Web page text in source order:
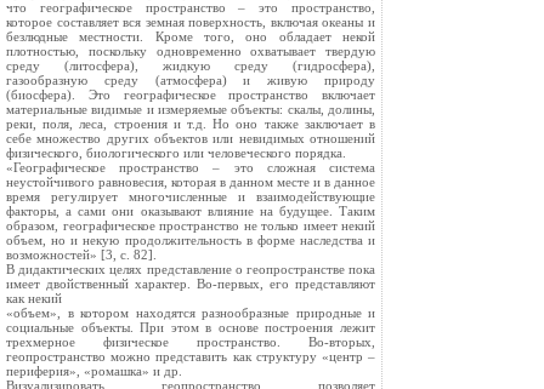
что географическое пространство – это пространство,
которое составляет вся земная поверхность, включая океаны и
безлюдные местности. Кроме того, оно обладает некой
плотностью, поскольку одновременно охватывает твердую
среду (литосфера), жидкую среду (гидросфера),
газообразную среду (атмосфера) и живую природу
(биосфера). Это географическое пространство включает
материальные видимые и измеряемые объекты: скалы, долины,
реки, поля, леса, строения и т.д. Но оно также заключает в
себе множество других объектов или невидимых отношений
физического, биологического или человеческого порядка.
«Географическое пространство – это сложная система
неустойчивого равновесия, которая в данном месте и в данное
время регулирует многочисленные и взаимодействующие
факторы, а сами они оказывают влияние на будущее. Таким
образом, географическое пространство не только имеет некий
объем, но и некую продолжительность в форме наследства и
возможностей» [3, с. 82].
В дидактических целях представление о геопространстве пока
имеет двойственный характер. Во-первых, его представляют
как некий
«объем», в котором находятся разнообразные природные и
социальные объекты. При этом в основе построения лежит
трехмерное физическое пространство. Во-вторых,
геопространство можно представить как структуру «центр –
периферия», «ромашка» и др.
Визуализировать геопространство позволяет